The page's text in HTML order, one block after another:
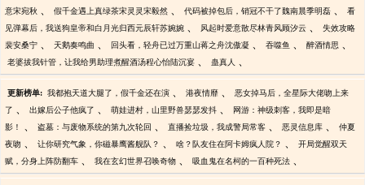
意宋宛秋 、 假千金遇上真绿茶宋灵灵宋毅然 、 代码被掉包后，销冠不干了魏南晨季明磊 、 看
见弹幕后，我送狗皇帝和白月光归西元辰轩苏婉婉 、 风起时爱意散尽林青风顾汐云 、 失效攻略
裴安桑宁 、 天鹅奏鸣曲 、 回头看，轻舟已过万重山蒋之舟沈傲凝 、 吞噬鱼 、 醉酒情思 、
老婆拔我针管，让我给男助理煮醒酒汤程心怡陆沉宴 、 蛊真人 、
更新榜单: 我都抱天道大腿了，假千金还在演 、 港夜情靡 、 恶女掉马后，全星际大佬吻上来
了 、 出嫁后公子他疯了 、 萌娃进村，山里野兽瑟瑟发抖 、 网游：神级刺客，我即是暗
影！ 、 盗墓：与废物系统的第九次轮回 、 直播捡垃圾，我成警局常客 、 恶灵信息库 、 仲夏
夜吻 、 让你研究气象，你磁暴鹰酱舰队？ 、 啥？队友住在阿卡姆疯人院？ 、 开局觉醒双天
赋，分身上阵防翻车 、 我在玄幻世界召唤奇物 、 吸血鬼在名柯的一百种死法 、